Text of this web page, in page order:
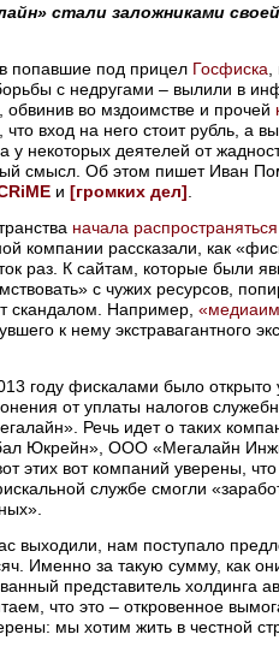
стали заложниками своей
попавшие под прицел Госфиска
с недругами – вылили в
обвинив во мздоимстве и прочей
что вход на него стоит рубль, а
некоторых деятелей от
смысл. Об этом пишет Иван
и [громких дел]
начала
компании рассказали, как
раз. К сайтам, которые были
с чужих ресурсов,
скандалом. Например,
к нему экстравагантного
году фискалами было открыто
от уплаты налогов
Речь идет о таких
Юкрейн», ООО «Мегалайн
этих вот компаний уверены,
службе смогли
выходили, нам поступало
Именно за такую сумму, как
представитель холдинга
что это – откровенное
мы хотим жить в честной